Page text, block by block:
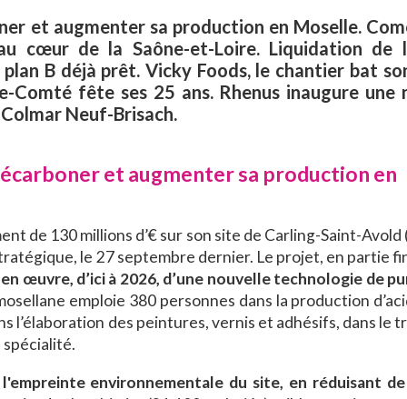
et augmenter sa production en Moselle.
cœur de la Saône-et-Loire. Liquidation de
B déjà prêt. Vicky Foods, le chantier bat
Comté fête ses 25 ans. Rhenus inaugure une
Neuf-Brisach.
et augmenter sa production en
de 130 millions d’€ sur son site de Carling-Saint-
le 27 septembre dernier. Le projet, en partie
œuvre, d’ici à 2026, d’une nouvelle technologie de
emploie 380 personnes dans la production
l’élaboration des peintures, vernis et adhésifs, dans le
spécialité.
environnementale du site, en réduisant